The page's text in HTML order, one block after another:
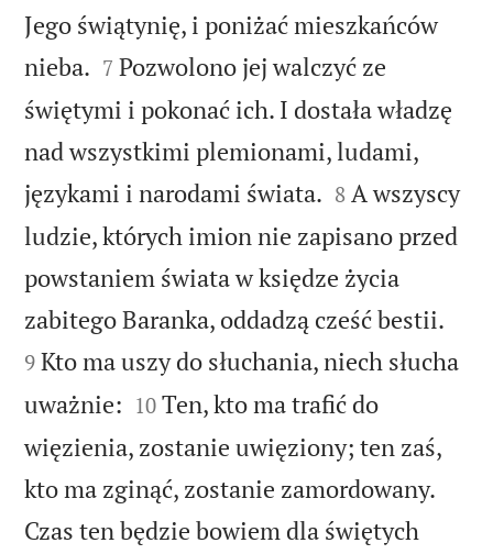
Jego świątynię, i poniżać mieszkańców
nieba. 

7 Pozwolono jej walczyć ze
świętymi i pokonać ich. I dostała władzę
nad wszystkimi plemionami, ludami,
językami i narodami świata. 

8 A wszyscy
ludzie, których imion nie zapisano przed
powstaniem świata w księdze życia
zabitego Baranka, oddadzą cześć bestii.
9 Kto ma uszy do słuchania, niech słucha
uważnie: 

10 Ten, kto ma trafić do
więzienia, zostanie uwięziony; ten zaś,
kto ma zginąć, zostanie zamordowany.
Czas ten będzie bowiem dla świętych